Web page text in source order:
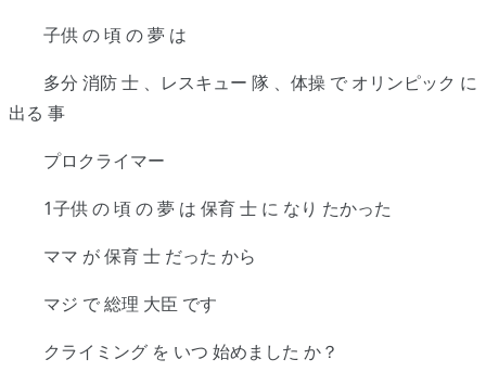
子供 の 頃 の 夢 は
多分 消防 士 、レスキュー 隊 、体操 で オリンピック に
出る 事
プロクライマー
1子供 の 頃 の 夢 は 保育 士 に なり たかった
ママ が 保育 士 だった から
マジ で 総理 大臣 です
クライミング を いつ 始めました か？